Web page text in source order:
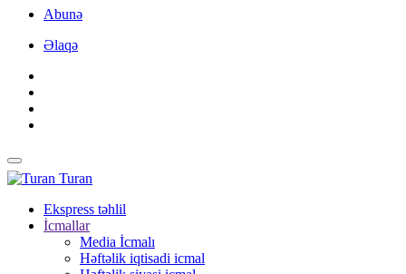
Abunə
Əlaqə
Turan
Ekspress təhlil
İcmallar
Media İcmalı
Həftəlik iqtisadi icmal